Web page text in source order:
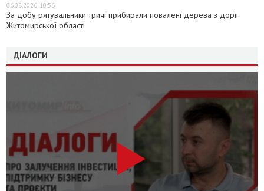
06.08.2026, 10:56
За добу рятувальники тричі прибирали повалені дерева з доріг
Житомирської області
ДІАЛОГИ